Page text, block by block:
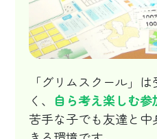
「グリムスクール」
く、 自ら考え楽しむ参
苦手な子でも友達と